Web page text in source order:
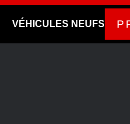
VÉHICULES NEUFS